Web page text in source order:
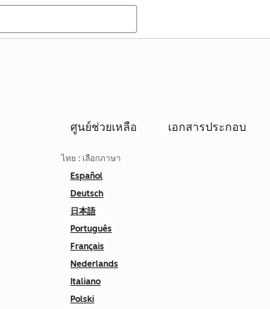
ศูนย์ช่วยเหลือ เอกสารประกอบ
ไทย : เลือกภาษา
Español
Deutsch
日本語
Português
Français
Nederlands
Italiano
Polski